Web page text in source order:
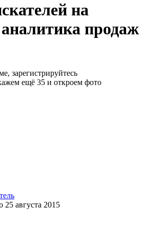
на
продаж
зарегистрируйтесь
ещё 35 и откроем фото
25 августа 2015